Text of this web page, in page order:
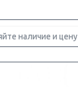
наличие и цену